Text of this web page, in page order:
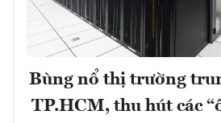
Bùng nổ thị trường
TP.HCM, thu hút các